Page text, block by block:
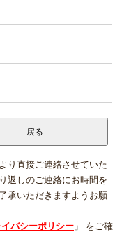
り直接ご連絡させていた
返しのご連絡にお時間を
承いただきますようお願
イバシーポリシー 」 をご確